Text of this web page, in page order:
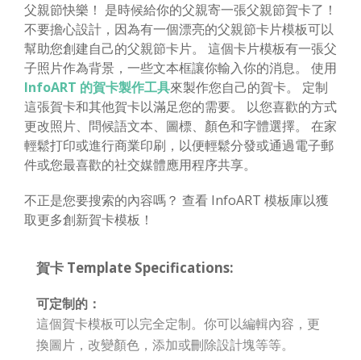
父親節快樂！ 是時候給你的父親寄一張父親節賀卡了！
不要擔心設計，因為有一個漂亮的父親節卡片模板可以
幫助您創建自己的父親節卡片。 這個卡片模板有一張父
子照片作為背景，一些文本框讓你輸入你的消息。 使用
InfoART 的賀卡製作工具來製作您自己的賀卡。 定制
這張賀卡和其他賀卡以滿足您的需要。 以您喜歡的方式
更改照片、問候語文本、圖標、顏色和字體選擇。 在家
輕鬆打印或進行商業印刷，以便輕鬆分發或通過電子郵
件或您最喜歡的社交媒體應用程序共享。
不正是您要搜索的內容嗎？ 查看 InfoART 模板庫以獲
取更多創新賀卡模板！
賀卡 Template Specifications:
可定制的：
這個賀卡模板可以完全定制。你可以編輯內容，更
換圖片，改變顏色，添加或刪除設計塊等等。